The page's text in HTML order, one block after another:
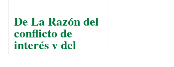
Centro de Estudiantes organiza
taller de software estadístico en
la UMSA
Sábado, 14 Septiembre 2024
De La Razón del
conflicto de
interés y del
razonable arte